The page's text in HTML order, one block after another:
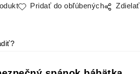
Pridať do obľúbených Zdielať